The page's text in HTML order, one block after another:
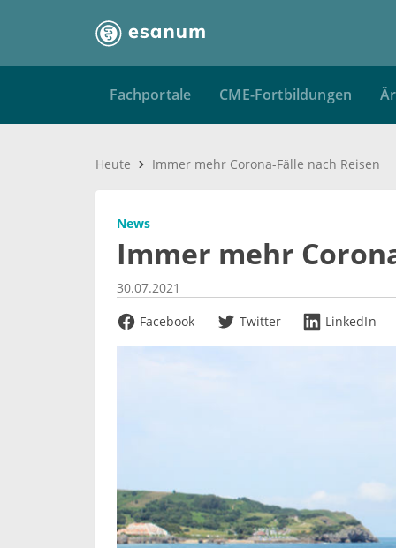
Fachportale CME-Fortbildungen
Heute Immer mehr Corona-Fälle nach Reisen
News
Immer mehr
30.07.2021
Facebook
Twitter LinkedIn